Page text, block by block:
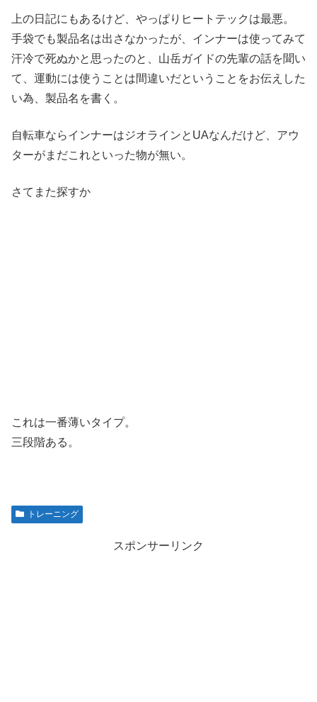
上の日記にもあるけど、やっぱりヒートテックは最悪。
手袋でも製品名は出さなかったが、インナーは使ってみて
汗冷で死ぬかと思ったのと、山岳ガイドの先輩の話を聞い
て、運動には使うことは間違いだということをお伝えした
い為、製品名を書く。
自転車ならインナーはジオラインとUAなんだけど、アウ
ターがまだこれといった物が無い。
さてまた探すか
これは一番薄いタイプ。
三段階ある。
トレーニング
スポンサーリンク